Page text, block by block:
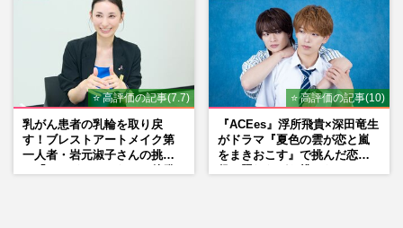
⭐ 高評価の記事(7.7)
乳がん患者の乳輪を取り戻
す！ブレストアートメイク第
一人者・岩元淑子さんの挑戦
⭐ 高評価の記事(10)
『ACEes』浮所飛貴×深田竜生
がドラマ『夏色の雲が恋と嵐
をまきおこす』で挑んだ恋人